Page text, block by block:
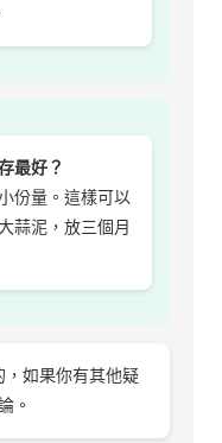
最好？
份量。這樣可以
蒜泥，放三個月
，如果你有其他疑
。